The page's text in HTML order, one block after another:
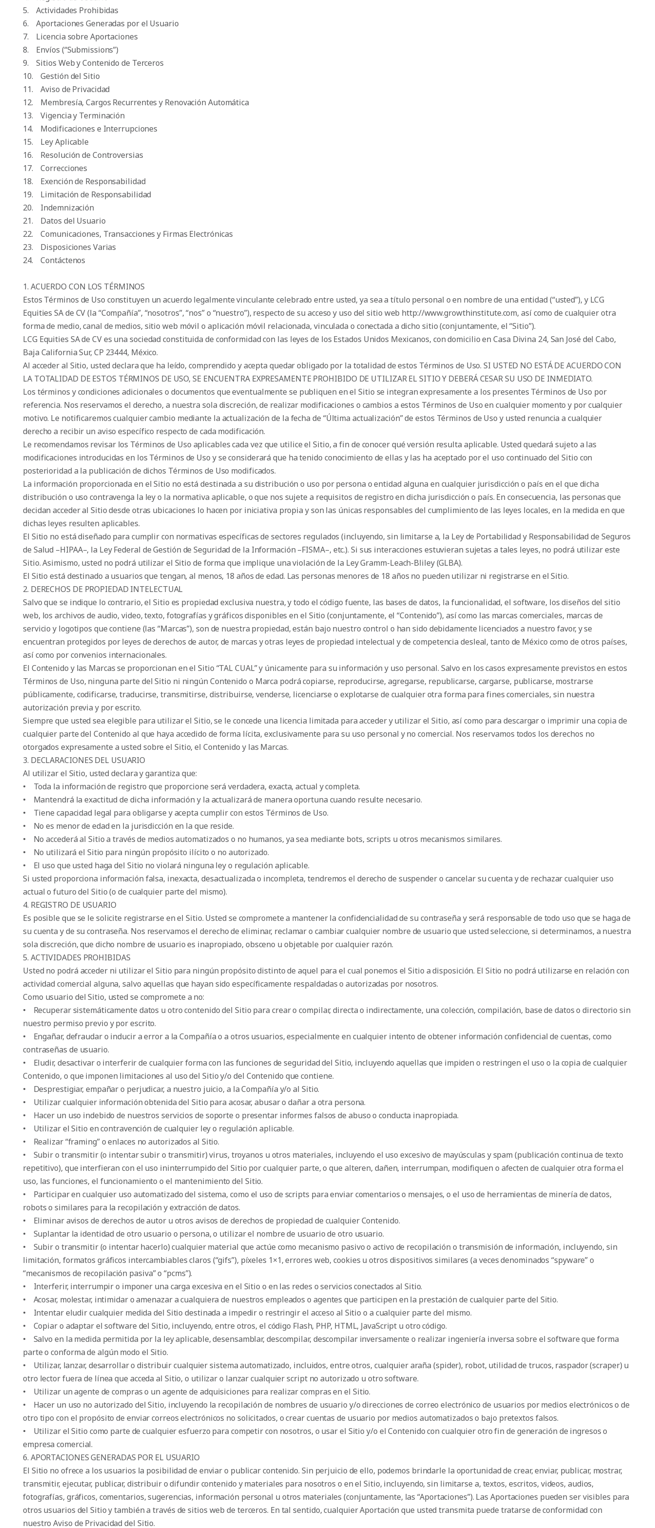
5. Actividades Prohibidas
6. Aportaciones Generadas por el Usuario
7. Licencia sobre Aportaciones
8. Envíos (“Submissions”)
9. Sitios Web y Contenido de Terceros
10. Gestión del Sitio
11. Aviso de Privacidad
12. Membresía, Cargos Recurrentes y Renovación Automática
13. Vigencia y Terminación
14. Modificaciones e Interrupciones
15. Ley Aplicable
16. Resolución de Controversias
17. Correcciones
18. Exención de Responsabilidad
19. Limitación de Responsabilidad
20. Indemnización
21. Datos del Usuario
22. Comunicaciones, Transacciones y Firmas Electrónicas
23. Disposiciones Varias
24. Contáctenos
1. ACUERDO CON LOS TÉRMINOS
Estos Términos de Uso constituyen un acuerdo legalmente vinculante celebrado entre usted, ya sea a título personal o en nombre de una entidad (“usted”), y LCG
Equities SA de CV (la “Compañía”, “nosotros”, “nos” o “nuestro”), respecto de su acceso y uso del sitio web http://www.growthinstitute.com, así como de cualquier otra
forma de medio, canal de medios, sitio web móvil o aplicación móvil relacionada, vinculada o conectada a dicho sitio (conjuntamente, el “Sitio”).
LCG Equities SA de CV es una sociedad constituida de conformidad con las leyes de los Estados Unidos Mexicanos, con domicilio en Casa Divina 24, San José del Cabo,
Baja California Sur, CP 23444, México.
Al acceder al Sitio, usted declara que ha leído, comprendido y acepta quedar obligado por la totalidad de estos Términos de Uso. SI USTED NO ESTÁ DE ACUERDO CON
LA TOTALIDAD DE ESTOS TÉRMINOS DE USO, SE ENCUENTRA EXPRESAMENTE PROHIBIDO DE UTILIZAR EL SITIO Y DEBERÁ CESAR SU USO DE INMEDIATO.
Los términos y condiciones adicionales o documentos que eventualmente se publiquen en el Sitio se integran expresamente a los presentes Términos de Uso por
referencia. Nos reservamos el derecho, a nuestra sola discreción, de realizar modificaciones o cambios a estos Términos de Uso en cualquier momento y por cualquier
motivo. Le notificaremos cualquier cambio mediante la actualización de la fecha de “Última actualización” de estos Términos de Uso y usted renuncia a cualquier
derecho a recibir un aviso específico respecto de cada modificación.
Le recomendamos revisar los Términos de Uso aplicables cada vez que utilice el Sitio, a fin de conocer qué versión resulta aplicable. Usted quedará sujeto a las
modificaciones introducidas en los Términos de Uso y se considerará que ha tenido conocimiento de ellas y las ha aceptado por el uso continuado del Sitio con
posterioridad a la publicación de dichos Términos de Uso modificados.
La información proporcionada en el Sitio no está destinada a su distribución o uso por persona o entidad alguna en cualquier jurisdicción o país en el que dicha
distribución o uso contravenga la ley o la normativa aplicable, o que nos sujete a requisitos de registro en dicha jurisdicción o país. En consecuencia, las personas que
decidan acceder al Sitio desde otras ubicaciones lo hacen por iniciativa propia y son las únicas responsables del cumplimiento de las leyes locales, en la medida en que
dichas leyes resulten aplicables.
El Sitio no está diseñado para cumplir con normativas específicas de sectores regulados (incluyendo, sin limitarse a, la Ley de Portabilidad y Responsabilidad de Seguros
de Salud –HIPAA–, la Ley Federal de Gestión de Seguridad de la Información –FISMA–, etc.). Si sus interacciones estuvieran sujetas a tales leyes, no podrá utilizar este
Sitio. Asimismo, usted no podrá utilizar el Sitio de forma que implique una violación de la Ley Gramm-Leach-Bliley (GLBA).
El Sitio está destinado a usuarios que tengan, al menos, 18 años de edad. Las personas menores de 18 años no pueden utilizar ni registrarse en el Sitio.
2. DERECHOS DE PROPIEDAD INTELECTUAL
Salvo que se indique lo contrario, el Sitio es propiedad exclusiva nuestra, y todo el código fuente, las bases de datos, la funcionalidad, el software, los diseños del sitio
web, los archivos de audio, video, texto, fotografías y gráficos disponibles en el Sitio (conjuntamente, el “Contenido”), así como las marcas comerciales, marcas de
servicio y logotipos que contiene (las “Marcas”), son de nuestra propiedad, están bajo nuestro control o han sido debidamente licenciados a nuestro favor, y se
encuentran protegidos por leyes de derechos de autor, de marcas y otras leyes de propiedad intelectual y de competencia desleal, tanto de México como de otros países,
así como por convenios internacionales.
El Contenido y las Marcas se proporcionan en el Sitio “TAL CUAL” y únicamente para su información y uso personal. Salvo en los casos expresamente previstos en estos
Términos de Uso, ninguna parte del Sitio ni ningún Contenido o Marca podrá copiarse, reproducirse, agregarse, republicarse, cargarse, publicarse, mostrarse
públicamente, codificarse, traducirse, transmitirse, distribuirse, venderse, licenciarse o explotarse de cualquier otra forma para fines comerciales, sin nuestra
autorización previa y por escrito.
Siempre que usted sea elegible para utilizar el Sitio, se le concede una licencia limitada para acceder y utilizar el Sitio, así como para descargar o imprimir una copia de
cualquier parte del Contenido al que haya accedido de forma lícita, exclusivamente para su uso personal y no comercial. Nos reservamos todos los derechos no
otorgados expresamente a usted sobre el Sitio, el Contenido y las Marcas.
3. DECLARACIONES DEL USUARIO
Al utilizar el Sitio, usted declara y garantiza que:
• Toda la información de registro que proporcione será verdadera, exacta, actual y completa.
• Mantendrá la exactitud de dicha información y la actualizará de manera oportuna cuando resulte necesario.
• Tiene capacidad legal para obligarse y acepta cumplir con estos Términos de Uso.
• No es menor de edad en la jurisdicción en la que reside.
• No accederá al Sitio a través de medios automatizados o no humanos, ya sea mediante bots, scripts u otros mecanismos similares.
• No utilizará el Sitio para ningún propósito ilícito o no autorizado.
• El uso que usted haga del Sitio no violará ninguna ley o regulación aplicable.
Si usted proporciona información falsa, inexacta, desactualizada o incompleta, tendremos el derecho de suspender o cancelar su cuenta y de rechazar cualquier uso
actual o futuro del Sitio (o de cualquier parte del mismo).
4. REGISTRO DE USUARIO
Es posible que se le solicite registrarse en el Sitio. Usted se compromete a mantener la confidencialidad de su contraseña y será responsable de todo uso que se haga de
su cuenta y de su contraseña. Nos reservamos el derecho de eliminar, reclamar o cambiar cualquier nombre de usuario que usted seleccione, si determinamos, a nuestra
sola discreción, que dicho nombre de usuario es inapropiado, obsceno u objetable por cualquier razón.
5. ACTIVIDADES PROHIBIDAS
Usted no podrá acceder ni utilizar el Sitio para ningún propósito distinto de aquel para el cual ponemos el Sitio a disposición. El Sitio no podrá utilizarse en relación con
actividad comercial alguna, salvo aquellas que hayan sido específicamente respaldadas o autorizadas por nosotros.
Como usuario del Sitio, usted se compromete a no:
• Recuperar sistemáticamente datos u otro contenido del Sitio para crear o compilar, directa o indirectamente, una colección, compilación, base de datos o directorio sin
nuestro permiso previo y por escrito.
• Engañar, defraudar o inducir a error a la Compañía o a otros usuarios, especialmente en cualquier intento de obtener información confidencial de cuentas, como
contraseñas de usuario.
• Eludir, desactivar o interferir de cualquier forma con las funciones de seguridad del Sitio, incluyendo aquellas que impiden o restringen el uso o la copia de cualquier
Contenido, o que imponen limitaciones al uso del Sitio y/o del Contenido que contiene.
• Desprestigiar, empañar o perjudicar, a nuestro juicio, a la Compañía y/o al Sitio.
• Utilizar cualquier información obtenida del Sitio para acosar, abusar o dañar a otra persona.
• Hacer un uso indebido de nuestros servicios de soporte o presentar informes falsos de abuso o conducta inapropiada.
• Utilizar el Sitio en contravención de cualquier ley o regulación aplicable.
• Realizar “framing” o enlaces no autorizados al Sitio.
• Subir o transmitir (o intentar subir o transmitir) virus, troyanos u otros materiales, incluyendo el uso excesivo de mayúsculas y spam (publicación continua de texto
repetitivo), que interfieran con el uso ininterrumpido del Sitio por cualquier parte, o que alteren, dañen, interrumpan, modifiquen o afecten de cualquier otra forma el
uso, las funciones, el funcionamiento o el mantenimiento del Sitio.
• Participar en cualquier uso automatizado del sistema, como el uso de scripts para enviar comentarios o mensajes, o el uso de herramientas de minería de datos,
robots o similares para la recopilación y extracción de datos.
• Eliminar avisos de derechos de autor u otros avisos de derechos de propiedad de cualquier Contenido.
• Suplantar la identidad de otro usuario o persona, o utilizar el nombre de usuario de otro usuario.
• Subir o transmitir (o intentar hacerlo) cualquier material que actúe como mecanismo pasivo o activo de recopilación o transmisión de información, incluyendo, sin
limitación, formatos gráficos intercambiables claros (“gifs”), píxeles 1×1, errores web, cookies u otros dispositivos similares (a veces denominados “spyware” o
“mecanismos de recopilación pasiva” o “pcms”).
• Interferir, interrumpir o imponer una carga excesiva en el Sitio o en las redes o servicios conectados al Sitio.
• Acosar, molestar, intimidar o amenazar a cualquiera de nuestros empleados o agentes que participen en la prestación de cualquier parte del Sitio.
• Intentar eludir cualquier medida del Sitio destinada a impedir o restringir el acceso al Sitio o a cualquier parte del mismo.
• Copiar o adaptar el software del Sitio, incluyendo, entre otros, el código Flash, PHP, HTML, JavaScript u otro código.
• Salvo en la medida permitida por la ley aplicable, desensamblar, descompilar, descompilar inversamente o realizar ingeniería inversa sobre el software que forma
parte o conforma de algún modo el Sitio.
• Utilizar, lanzar, desarrollar o distribuir cualquier sistema automatizado, incluidos, entre otros, cualquier araña (spider), robot, utilidad de trucos, raspador (scraper) u
otro lector fuera de línea que acceda al Sitio, o utilizar o lanzar cualquier script no autorizado u otro software.
• Utilizar un agente de compras o un agente de adquisiciones para realizar compras en el Sitio.
• Hacer un uso no autorizado del Sitio, incluyendo la recopilación de nombres de usuario y/o direcciones de correo electrónico de usuarios por medios electrónicos o de
otro tipo con el propósito de enviar correos electrónicos no solicitados, o crear cuentas de usuario por medios automatizados o bajo pretextos falsos.
• Utilizar el Sitio como parte de cualquier esfuerzo para competir con nosotros, o usar el Sitio y/o el Contenido con cualquier otro fin de generación de ingresos o
empresa comercial.
6. APORTACIONES GENERADAS POR EL USUARIO
El Sitio no ofrece a los usuarios la posibilidad de enviar o publicar contenido. Sin perjuicio de ello, podemos brindarle la oportunidad de crear, enviar, publicar, mostrar,
transmitir, ejecutar, publicar, distribuir o difundir contenido y materiales para nosotros o en el Sitio, incluyendo, sin limitarse a, textos, escritos, videos, audios,
fotografías, gráficos, comentarios, sugerencias, información personal u otros materiales (conjuntamente, las “Aportaciones”). Las Aportaciones pueden ser visibles para
otros usuarios del Sitio y también a través de sitios web de terceros. En tal sentido, cualquier Aportación que usted transmita puede tratarse de conformidad con
nuestro Aviso de Privacidad del Sitio.